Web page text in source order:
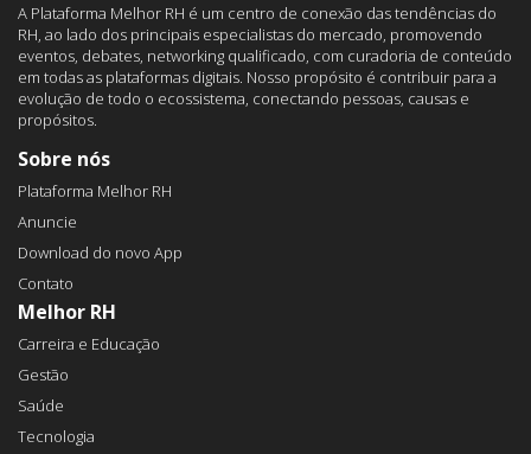
A Plataforma Melhor RH é um centro de conexão das tendências do
RH, ao lado dos principais especialistas do mercado, promovendo
eventos, debates, networking qualificado, com curadoria de conteúdo
em todas as plataformas digitais. Nosso propósito é contribuir para a
evolução de todo o ecossistema, conectando pessoas, causas e
propósitos.
Sobre nós
Plataforma Melhor RH
Anuncie
Download do novo App
Contato
Melhor RH
Carreira e Educação
Gestão
Saúde
Tecnologia